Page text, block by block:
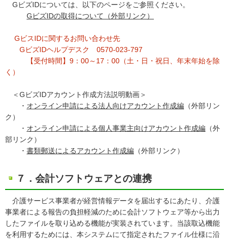
GビズIDについては、以下のページをご参照ください。
GビズIDの取得について（外部リンク）
GビスIDに関するお問い合わせ先
GビズIDヘルプデスク 0570-023-797
【受付時間】9：00～17：00（土・日・祝日、年末年始を除
く）
＜GビズIDアカウント作成方法説明動画＞
・ オンライン申請による法人向けアカウント作成編 （外部リン
ク）
・ オンライン申請による個人事業主向けアカウント作成編 （外
部リンク）
・ 書類郵送によるアカウント作成編 （外部リンク）
７．会計ソフトウェアとの連携
介護サービス事業者が経営情報データを届出するにあたり、介護
事業者による報告の負担軽減のために会計ソフトウェア等から出力
したファイルを取り込める機能が実装されています。当該取込機能
を利用するためには、本システムにて指定されたファイル仕様に沿